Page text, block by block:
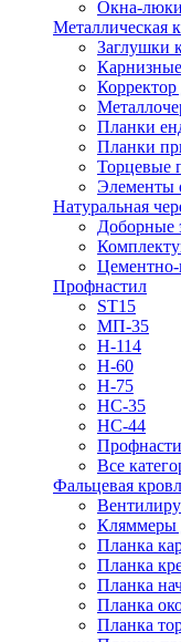
Окна-
Металлическая
Заглушки
Планки
Планки
Торцевые
Элементы
Натуральная
Доборные
Цементно-
Профнастил
ST15
МП-35
Н-114
Н-60
Н-75
НС-35
НС-44
Все
Фальцевая
Кляммеры
Планка
Планка
Планка
Планка
Планка